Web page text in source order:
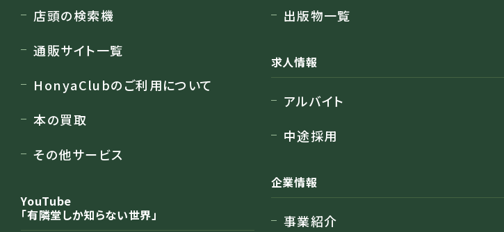
店頭の検索機
通販サイト一覧
HonyaClubのご利用について
本の買取
その他サービス
YouTube
「有隣堂しか知らない世界」
出版物一覧
求人情報
アルバイト
中途採用
企業情報
事業紹介